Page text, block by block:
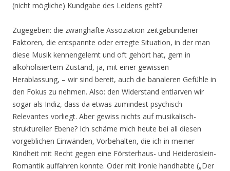
(nicht mögliche) Kundgabe des Leidens geht?
Zugegeben: die zwanghafte Assoziation zeitgebundener
Faktoren, die entspannte oder erregte Situation, in der man
diese Musik kennengelernt und oft gehört hat, gern in
alkoholisiertem Zustand, ja, mit einer gewissen
Herablassung, – wir sind bereit, auch die banaleren Gefühle in
den Fokus zu nehmen. Also: den Widerstand entlarven wir
sogar als Indiz, dass da etwas zumindest psychisch
Relevantes vorliegt. Aber gewiss nichts auf musikalisch-
struktureller Ebene? Ich schäme mich heute bei all diesen
vorgeblichen Einwänden, Vorbehalten, die ich in meiner
Kindheit mit Recht gegen eine Försterhaus- und Heideröslein-
Romantik auffahren konnte. Oder mit Ironie handhabte („Der